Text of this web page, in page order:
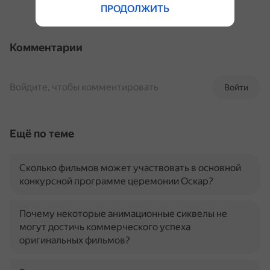
Комментарии
Войти
Войдите, чтобы комментировать
Ещё по теме
Сколько фильмов может участвовать в основной
конкурсной программе церемонии Оскар?
Почему некоторые анимационные сиквелы не
могут достичь коммерческого успеха
оригинальных фильмов?
ПРОДОЛЖИТЬ